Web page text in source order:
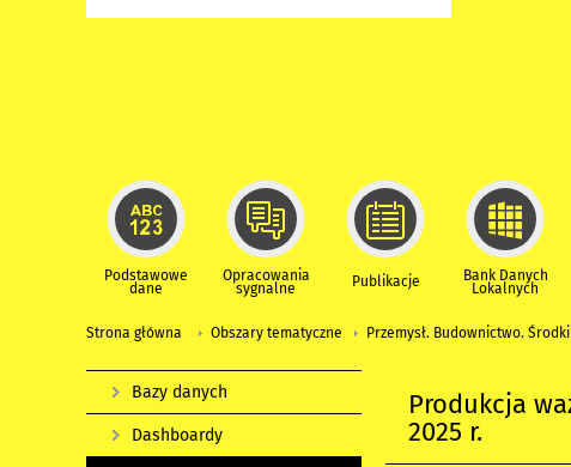
Podstawowe
dane
Opracowania
sygnalne Publikacje Bank Danych
Lokalnych
Strona główna Obszary tematyczne Przemysł. Budownictwo.
Produkcja
2025 r.
Bazy danych
Dashboardy